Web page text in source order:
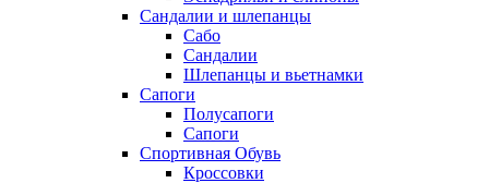
Сандалии и шлепанцы
Сабо
Сандалии
Шлепанцы и вьетнамки
Сапоги
Полусапоги
Сапоги
Спортивная Обувь
Кроссовки